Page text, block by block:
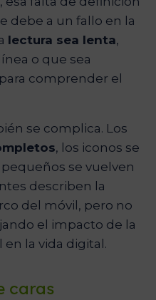
debe a un fallo en la
lectura sea lenta,
o que sea
comprender el
se complica. Los
, los iconos se
se vuelven
describen la
del móvil, pero no
el impacto de la
la vida digital.
caras